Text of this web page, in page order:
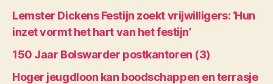
Lemster Dickens Festijn zoekt vrijwilligers: ‘Hun
inzet vormt het hart van het festijn’
150 Jaar Bolswarder postkantoren (3)
Hoger jeugdloon kan boodschappen en terrasje